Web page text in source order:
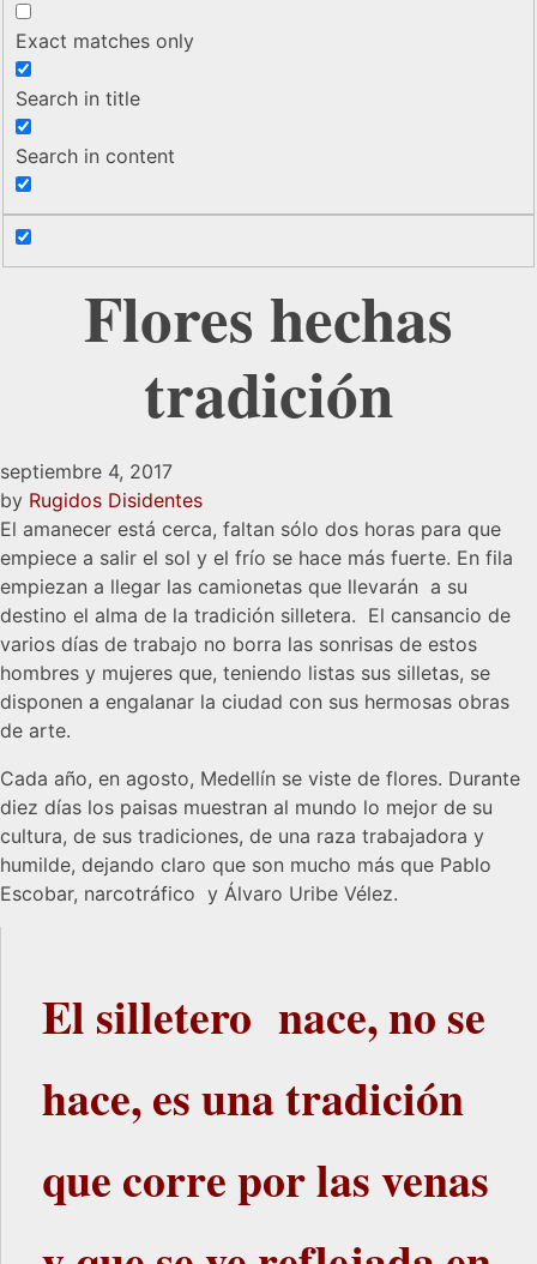
Exact matches only
Search in title
Search in content
Flores hechas
tradición
septiembre 4, 2017
by Rugidos Disidentes
El amanecer está cerca, faltan sólo dos horas para que
empiece a salir el sol y el frío se hace más fuerte. En fila
empiezan a llegar las camionetas que llevarán a su
destino el alma de la tradición silletera. El cansancio de
varios días de trabajo no borra las sonrisas de estos
hombres y mujeres que, teniendo listas sus silletas, se
disponen a engalanar la ciudad con sus hermosas obras
de arte.
Cada año, en agosto, Medellín se viste de flores. Durante
diez días los paisas muestran al mundo lo mejor de su
cultura, de sus tradiciones, de una raza trabajadora y
humilde, dejando claro que son mucho más que Pablo
Escobar, narcotráfico y Álvaro Uribe Vélez.
El silletero nace, no se
hace, es una tradición
que corre por las venas